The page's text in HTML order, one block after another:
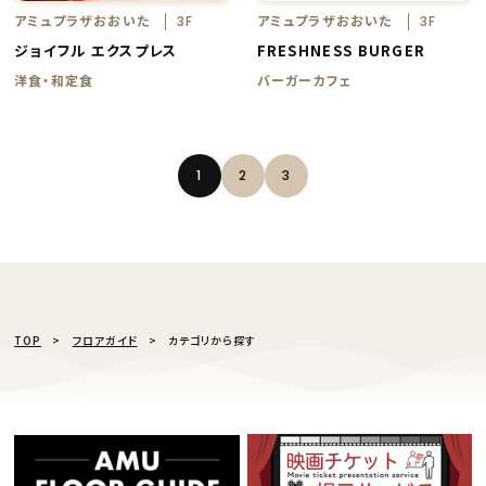
アミュプラザおおいた 3F
ジョイフル エクスプレス
洋食・和定食
アミュプラザおおいた 3F
FRESHNESS BURGER
バーガーカフェ
1 2 3
TOP フロアガイド カテゴリから探す